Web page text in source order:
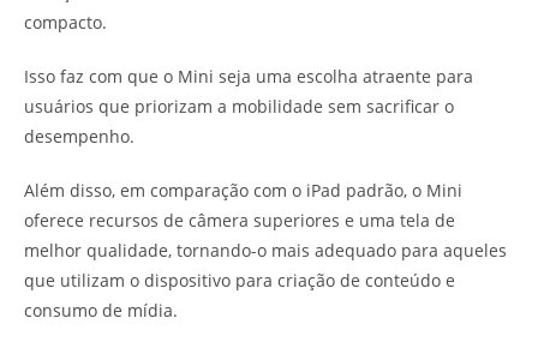
compacto.
Isso faz com que o Mini seja uma escolha atraente para
usuários que priorizam a mobilidade sem sacrificar o
desempenho.
Além disso, em comparação com o iPad padrão, o Mini
oferece recursos de câmera superiores e uma tela de
melhor qualidade, tornando-o mais adequado para aqueles
que utilizam o dispositivo para criação de conteúdo e
consumo de mídia.